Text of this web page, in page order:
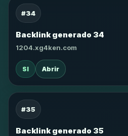
#34
Backlink generado 34
1204.xg4ken.com
SI Abrir
#35
Backlink generado 35